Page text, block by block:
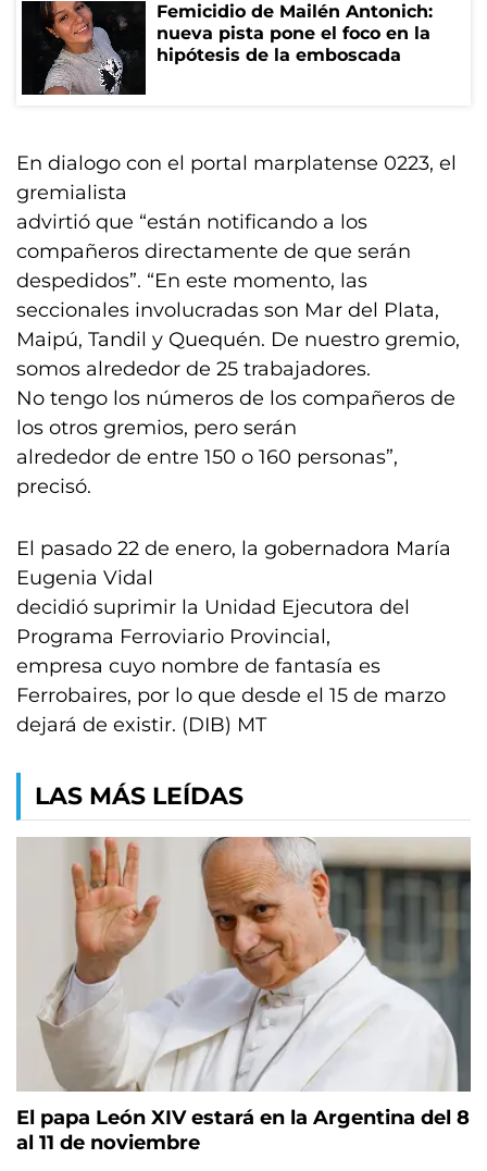
Femicidio de Mailén Antonich:
nueva pista pone el foco en la
hipótesis de la emboscada
En dialogo con el portal marplatense 0223, el
gremialista
advirtió que “están notificando a los
compañeros directamente de que serán
despedidos”. “En este momento, las
seccionales involucradas son Mar del Plata,
Maipú, Tandil y Quequén. De nuestro gremio,
somos alrededor de 25 trabajadores.
No tengo los números de los compañeros de
los otros gremios, pero serán
alrededor de entre 150 o 160 personas”,
precisó.
El pasado 22 de enero, la gobernadora María
Eugenia Vidal
decidió suprimir la Unidad Ejecutora del
Programa Ferroviario Provincial,
empresa cuyo nombre de fantasía es
Ferrobaires, por lo que desde el 15 de marzo
dejará de existir. (DIB) MT
LAS MÁS LEÍDAS
El papa León XIV estará en la Argentina del 8
al 11 de noviembre